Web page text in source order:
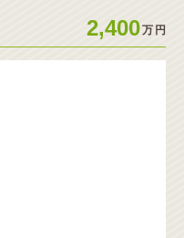
2,400万 円